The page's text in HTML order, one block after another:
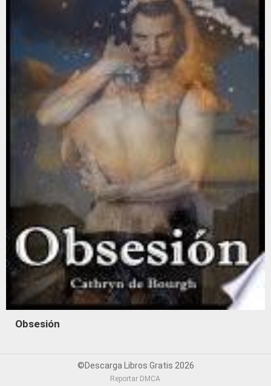
Obsesión
©Descarga Libros Gratis 2026
Reportar DMCA